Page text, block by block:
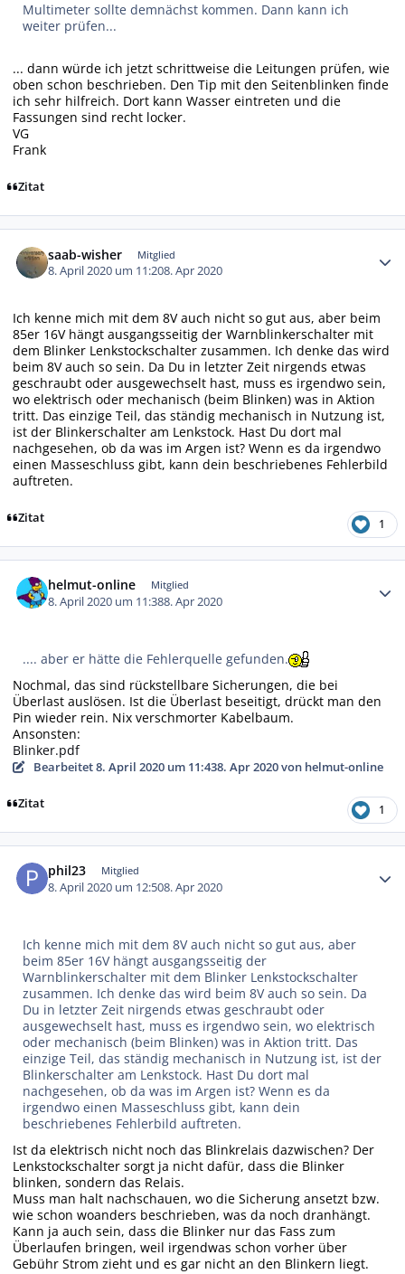
Multimeter sollte demnächst kommen. Dann kann ich
weiter prüfen...
... dann würde ich jetzt schrittweise die Leitungen prüfen, wie
oben schon beschrieben. Den Tip mit den Seitenblinken finde
ich sehr hilfreich. Dort kann Wasser eintreten und die
Fassungen sind recht locker.
VG
Frank
Zitat
saab-wisher Mitglied
8. April 2020 um 11:208. Apr 2020
Ich kenne mich mit dem 8V auch nicht so gut aus, aber beim
85er 16V hängt ausgangsseitig der Warnblinkerschalter mit
dem Blinker Lenkstockschalter zusammen. Ich denke das wird
beim 8V auch so sein. Da Du in letzter Zeit nirgends etwas
geschraubt oder ausgewechselt hast, muss es irgendwo sein,
wo elektrisch oder mechanisch (beim Blinken) was in Aktion
tritt. Das einzige Teil, das ständig mechanisch in Nutzung ist,
ist der Blinkerschalter am Lenkstock. Hast Du dort mal
nachgesehen, ob da was im Argen ist? Wenn es da irgendwo
einen Masseschluss gibt, kann dein beschriebenes Fehlerbild
auftreten.
Zitat 1
helmut-online Mitglied
8. April 2020 um 11:388. Apr 2020
.... aber er hätte die Fehlerquelle gefunden.
Nochmal, das sind rückstellbare Sicherungen, die bei
Überlast auslösen. Ist die Überlast beseitigt, drückt man den
Pin wieder rein. Nix verschmorter Kabelbaum.
Ansonsten:
Blinker.pdf
Bearbeitet8. April 2020 um 11:438. Apr 2020von helmut-online
Zitat 1
phil23 Mitglied
8. April 2020 um 12:508. Apr 2020
Ich kenne mich mit dem 8V auch nicht so gut aus, aber
beim 85er 16V hängt ausgangsseitig der
Warnblinkerschalter mit dem Blinker Lenkstockschalter
zusammen. Ich denke das wird beim 8V auch so sein. Da
Du in letzter Zeit nirgends etwas geschraubt oder
ausgewechselt hast, muss es irgendwo sein, wo elektrisch
oder mechanisch (beim Blinken) was in Aktion tritt. Das
einzige Teil, das ständig mechanisch in Nutzung ist, ist der
Blinkerschalter am Lenkstock. Hast Du dort mal
nachgesehen, ob da was im Argen ist? Wenn es da
irgendwo einen Masseschluss gibt, kann dein
beschriebenes Fehlerbild auftreten.
Ist da elektrisch nicht noch das Blinkrelais dazwischen? Der
Lenkstockschalter sorgt ja nicht dafür, dass die Blinker
blinken, sondern das Relais.
Muss man halt nachschauen, wo die Sicherung ansetzt bzw.
wie schon woanders beschrieben, was da noch dranhängt.
Kann ja auch sein, dass die Blinker nur das Fass zum
Überlaufen bringen, weil irgendwas schon vorher über
Gebühr Strom zieht und es gar nicht an den Blinkern liegt.